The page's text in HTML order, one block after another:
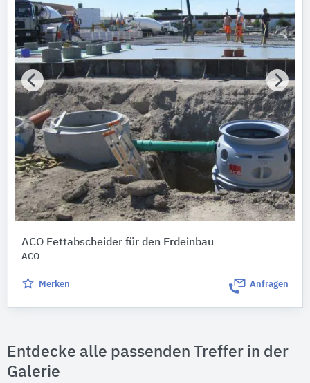
ACO Fettabscheider für den Erdeinbau
ACO
Merken Anfragen
Entdecke alle passenden Treffer in der
Galerie